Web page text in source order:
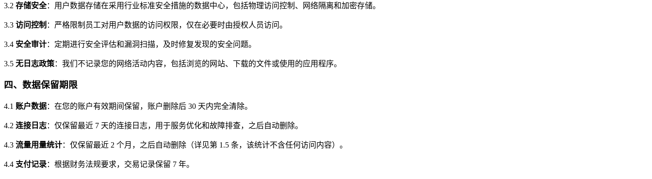
3.2 存储安全：用户数据存储在采用行业标准安全措施的数据中心，包括物理访问控制、网络隔离和加密存储。
3.3 访问控制 ：严格限制员工对用户数据的访问权限，仅在必要时由授权人员访问。
3.4 安全审计：定期进行安全评估和漏洞扫描，及时修复发现的安全问题。
3.5 无日志政策：我们不记录您的网络活动内容，包括浏览的网站、下载的文件或使用的应用程序。
四、数据保留期限
4.1 账户数据：在您的账户有效期间保留，账户删除后 30 天内完全清除。
4.2 连接日志：仅保留最近 7 天的连接日志，用于服务优化和故障排查，之后自动删除。
4.3 流量用量统计：仅保留最近 2 个月，之后自动删除（详见第 1.5 条，该统计不含任何访问内容）。
4.4 支付记录：根据财务法规要求，交易记录保留 7 年。